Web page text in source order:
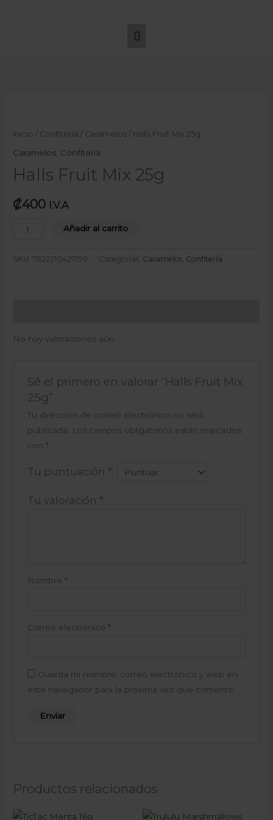
principal
Inicio / Confitería / Caramelos / Halls Fruit Mix 25g
Caramelos Confitería
Halls Fruit Mix 25g
₡400 I.V.A
Mix
Añadir al carrito
SKU:7622210427199 Categorías: Caramelos Confitería
No hay valoraciones aún.
Sé el primero en valorar “Halls Fruit Mix
25g”
Tu dirección de correo electrónico no será
publicada.
Los campos obligatorios están marcados
con *
Tu puntuación *
Tu valoración *
Nombre *
Correo electrónico *
Guarda mi nombre, correo electrónico y web en
este navegador para la próxima vez que comente.
Productos relacionados